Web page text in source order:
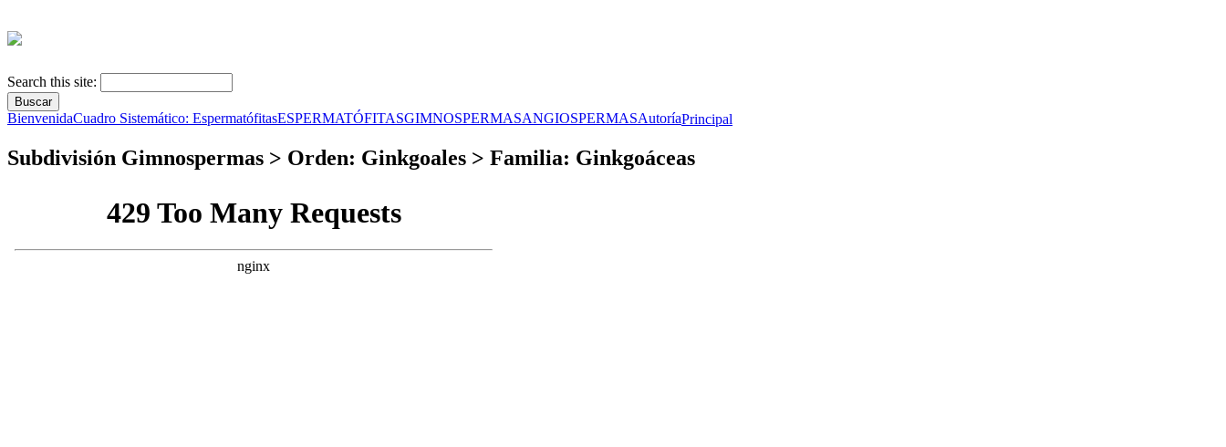
Search this site:
BienvenidaCuadro Sistemático: EspermatófitasESPERMATÓFITASGIMNOSPERMASANGIOSPERMASAutoríaPrincipal
Subdivisión Gimnospermas > Orden: Ginkgoales > Familia: Ginkgoáceas